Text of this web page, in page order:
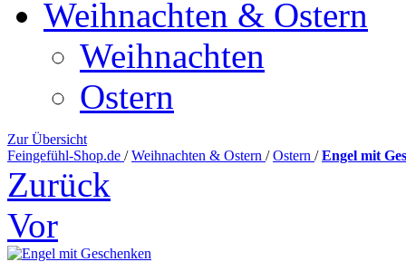
Weihnachten & Ostern
Weihnachten
Ostern
Zur Übersicht
Feingefühl-Shop.de / Weihnachten & Ostern / Ostern / Engel mit
Zurück
Vor